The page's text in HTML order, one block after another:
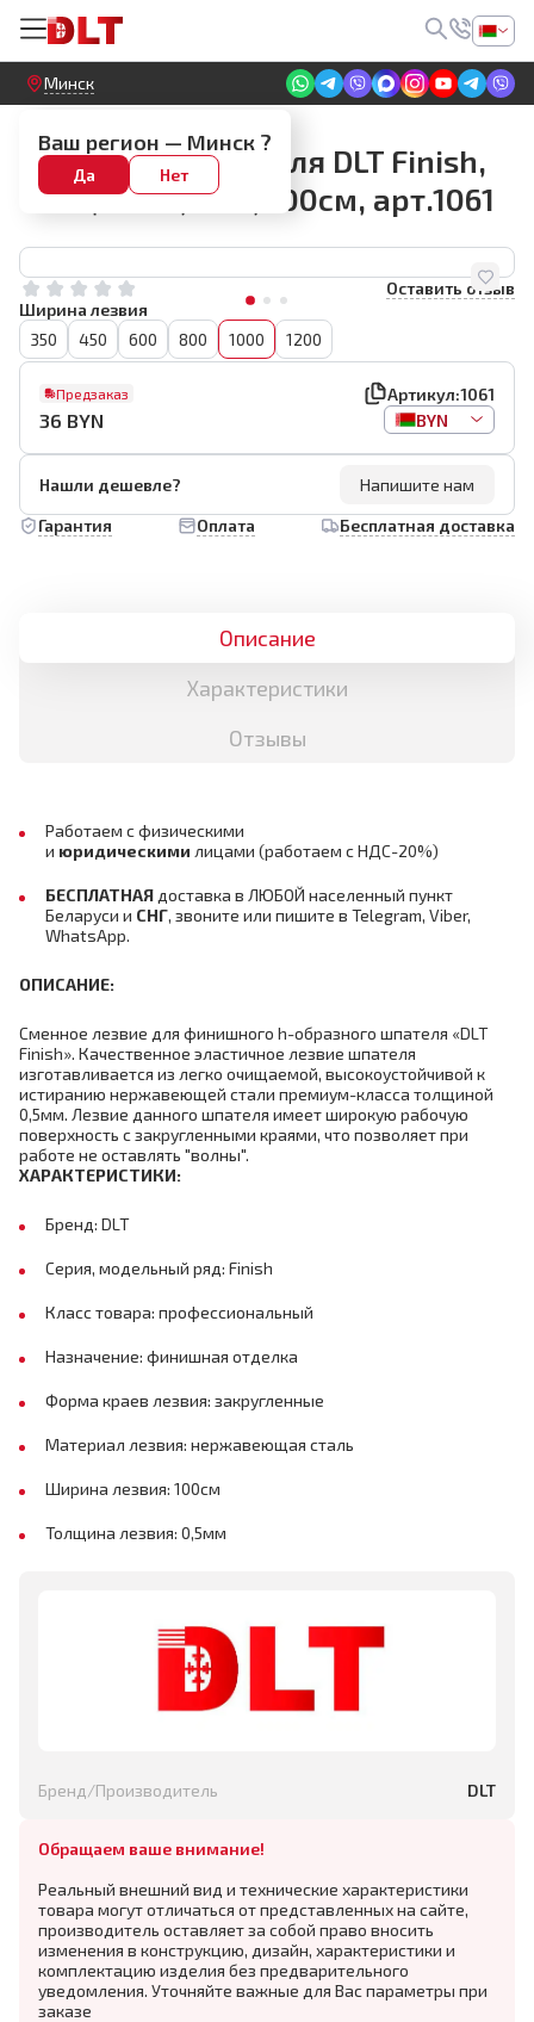
Круглосуточный! Прием заявок на сайте
Минск
Ваш регион — Минск ?
Да Нет
Лезвия для шпателя DLT Finish
Лезвие для шпателя DLT Finish,
толщина 0,5мм, 100см, арт.1061
Оставить отзыв
Ширина лезвия
350
450 600 800 1000 1200
Предзаказ Артикул:1061
36 BYN BYN
Нашли дешевле?
Напишите нам
Гарантия
Оплата Бесплатная доставка
Описание
Характеристики
Отзывы
Работаем с физическими
и юридическими лицами (работаем с НДС-20%)
БЕСПЛАТНАЯ доставка в ЛЮБОЙ населенный пункт
Беларуси и СНГ, звоните или пишите в Telegram, Viber,
WhatsApp.
ОПИСАНИЕ:
Сменное лезвие для финишного h-образного шпателя «DLT
Finish». Качественное эластичное лезвие шпателя
изготавливается из легко очищаемой, высокоустойчивой к
истиранию нержавеющей стали премиум-класса толщиной
0,5мм. Лезвие данного шпателя имеет широкую рабочую
поверхность с закругленными краями, что позволяет при
работе не оставлять "волны".
ХАРАКТЕРИСТИКИ:
Бренд: DLT
Серия, модельный ряд: Finish
Класс товара: профессиональный
Назначение: финишная отделка
Форма краев лезвия: закругленные
Материал лезвия: нержавеющая сталь
Ширина лезвия: 100см
Толщина лезвия: 0,5мм
Бренд/Производитель DLT
Обращаем ваше внимание!
Реальный внешний вид и технические характеристики
товара могут отличаться от представленных на сайте,
производитель оставляет за собой право вносить
изменения в конструкцию, дизайн, характеристики и
комплектацию изделия без предварительного
уведомления. Уточняйте важные для Вас параметры при
заказе